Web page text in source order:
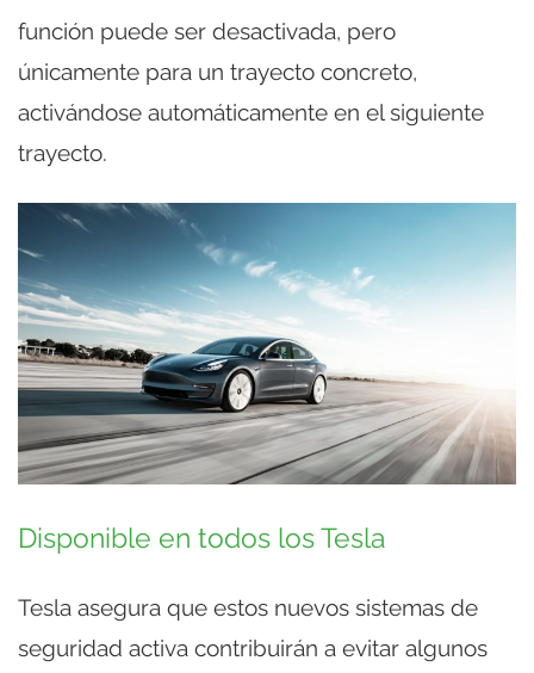
función puede ser desactivada, pero
únicamente para un trayecto concreto,
activándose automáticamente en el siguiente
trayecto.
Disponible en todos los Tesla
Tesla asegura que estos nuevos sistemas de
seguridad activa contribuirán a evitar algunos